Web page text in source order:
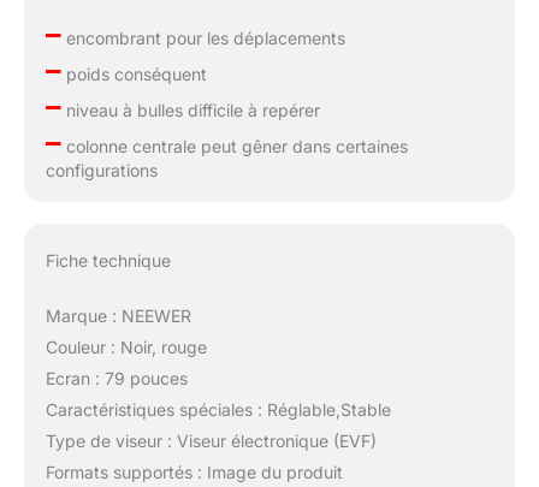
–encombrant pour les déplacements
–poids conséquent
–niveau à bulles difficile à repérer
–colonne centrale peut gêner dans certaines
configurations
Fiche technique
Marque : NEEWER
Couleur : Noir, rouge
Ecran : 79 pouces
Caractéristiques spéciales : Réglable,Stable
Type de viseur : Viseur électronique (EVF)
Formats supportés : Image du produit